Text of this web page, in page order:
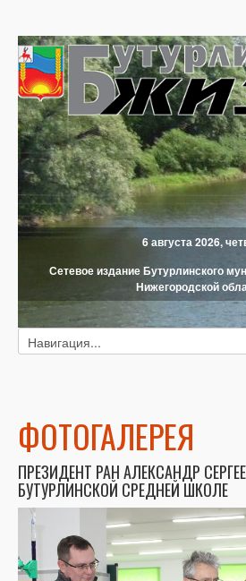
6 августа 2026,
Сетевое издание Бутурлинского
Нижегородской
ФОТОГАЛЕРЕЯ
ПРЕЗИДЕНТ РАН АЛЕКСАНДР
БУТУРЛИНСКОЙ СРЕДНЕЙ ШКОЛЕ